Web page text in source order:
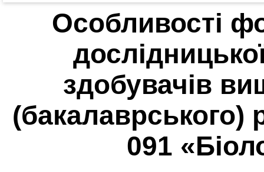
Особливості
здобувачів
(бакалаврського)
091